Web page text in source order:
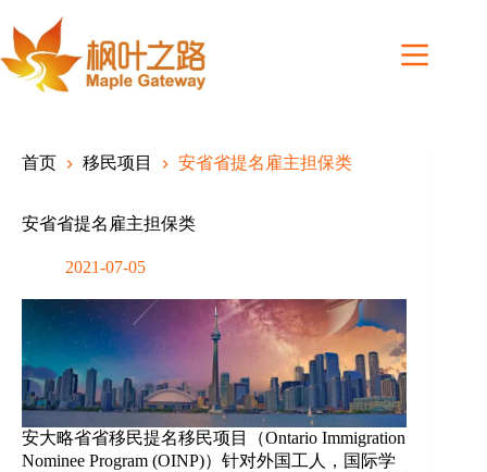
content
首页 移民项目 安省省提名雇主担保类
安省省提名雇主担保类
2021-07-05
安大略省省移民提名移民项目（Ontario Immigration
Nominee Program (OINP)）针对外国工人，国际学